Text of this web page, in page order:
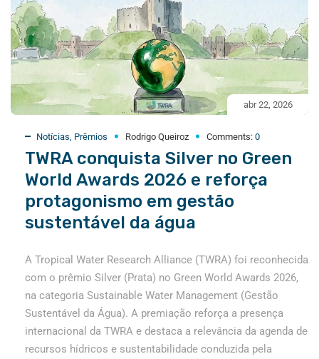
abr 22, 2026
Notícias Prêmios Rodrigo Queiroz Comments: 0
TWRA conquista Silver no Green
World Awards 2026 e reforça
protagonismo em gestão
sustentável da água
A Tropical Water Research Alliance (TWRA) foi reconhecida
com o prêmio Silver (Prata) no Green World Awards 2026,
na categoria Sustainable Water Management (Gestão
Sustentável da Água). A premiação reforça a presença
internacional da TWRA e destaca a relevância da agenda de
recursos hídricos e sustentabilidade conduzida pela